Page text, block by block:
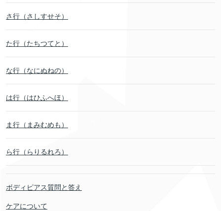
さ行（さしすせそ）
た行（たちつてと）
な行（なにぬねの）
は行（はひふへほ）
ま行（まみむめも）
ら行（らりるれろ）
ボディピアス質問と答え
ケアについて